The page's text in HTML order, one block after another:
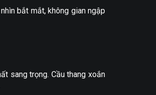
bắt mắt, không gian ngập
sang trọng. Cầu thang xoắn